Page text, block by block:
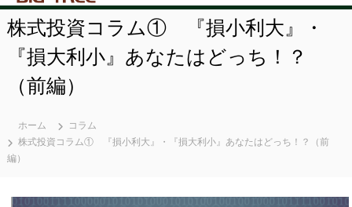
ス
キ株式投資コラム① 『損小利大』・
『損大利小』あなたはどっち！？
（前編）
ホーム
コラム
株式投資コラム① 『損小利大』・『損大利小』あなたはどっち！？（前
編）